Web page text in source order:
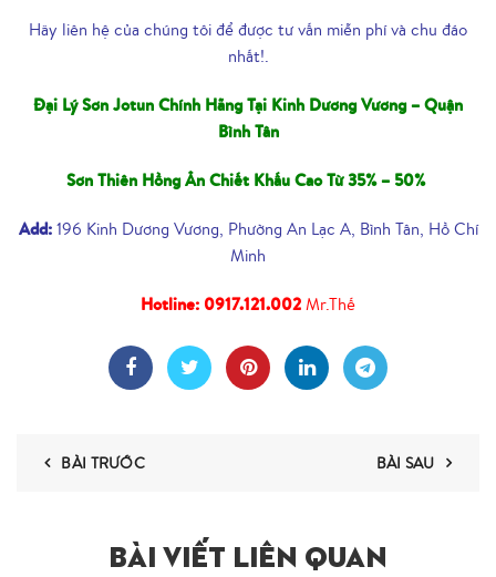
Hãy liên hệ của chúng tôi để được tư vấn miễn phí và chu đáo
nhất!.
Đại Lý Sơn Jotun Chính Hãng Tại Kinh Dương Vương – Quận
Bình Tân
Sơn Thiên Hồng Ân Chiết Khấu Cao Từ 35% – 50%
Add:196 Kinh Dương Vương, Phường An Lạc A, Bình Tân, Hồ Chí
Minh
Hotline: 0917.121.002 Mr.Thế
BÀI TRƯỚC BÀI SAU
BÀI VIẾT LIÊN QUAN